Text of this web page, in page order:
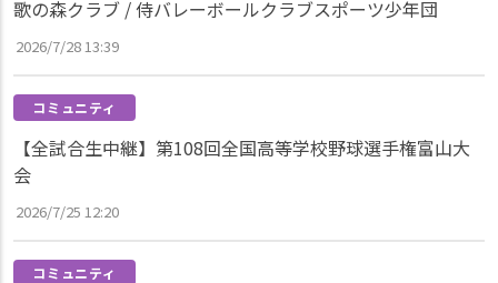
歌の森クラブ / 侍バレーボールクラブスポーツ少年団
2026/7/28 13:39
コミュニティ
【全試合生中継】第108回全国高等学校野球選手権富山大
会
2026/7/25 12:20
コミュニティ